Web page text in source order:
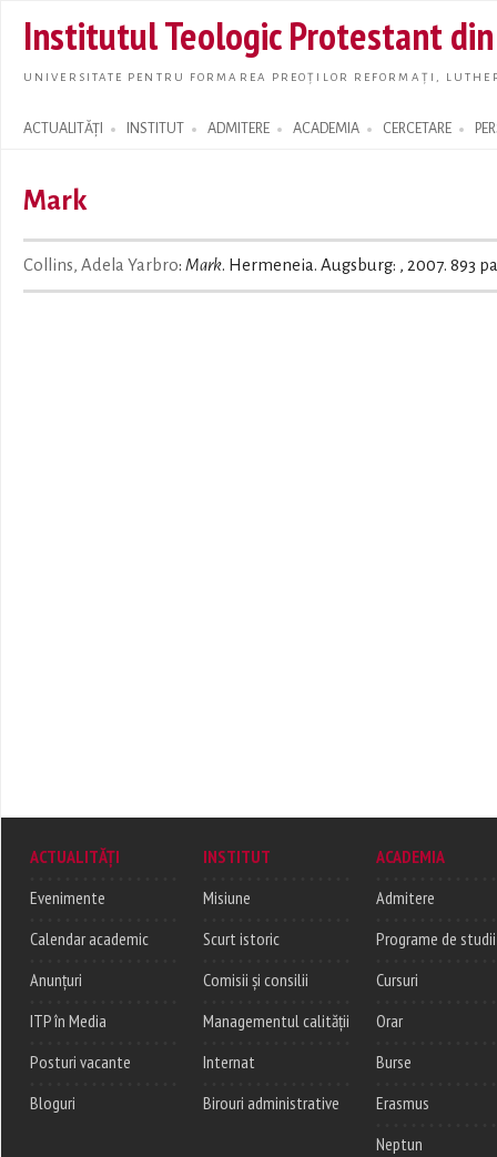
main
Institutul Teologic Protestant
UNIVERSITATE PENTRU FORMAREA PREOȚILOR REFORMAȚI,
ACTUALITĂȚI INSTITUT ADMITERE ACADEMIA CERCETARE
Search form
Mark
Collins, Adela Yarbro: Mark. Hermeneia. Augsburg: , 2007. 893
ACTUALITĂȚI
Evenimente
Calendar academic
Anunțuri
ITP în Media
Posturi vacante
Bloguri
INSTITUT
Misiune
Scurt istoric
Comisii și consilii
Managementul calității
Internat
Birouri administrative
ACADEMIA
Admitere
Programe de studii
Cursuri
Orar
Burse
Erasmus
Neptun